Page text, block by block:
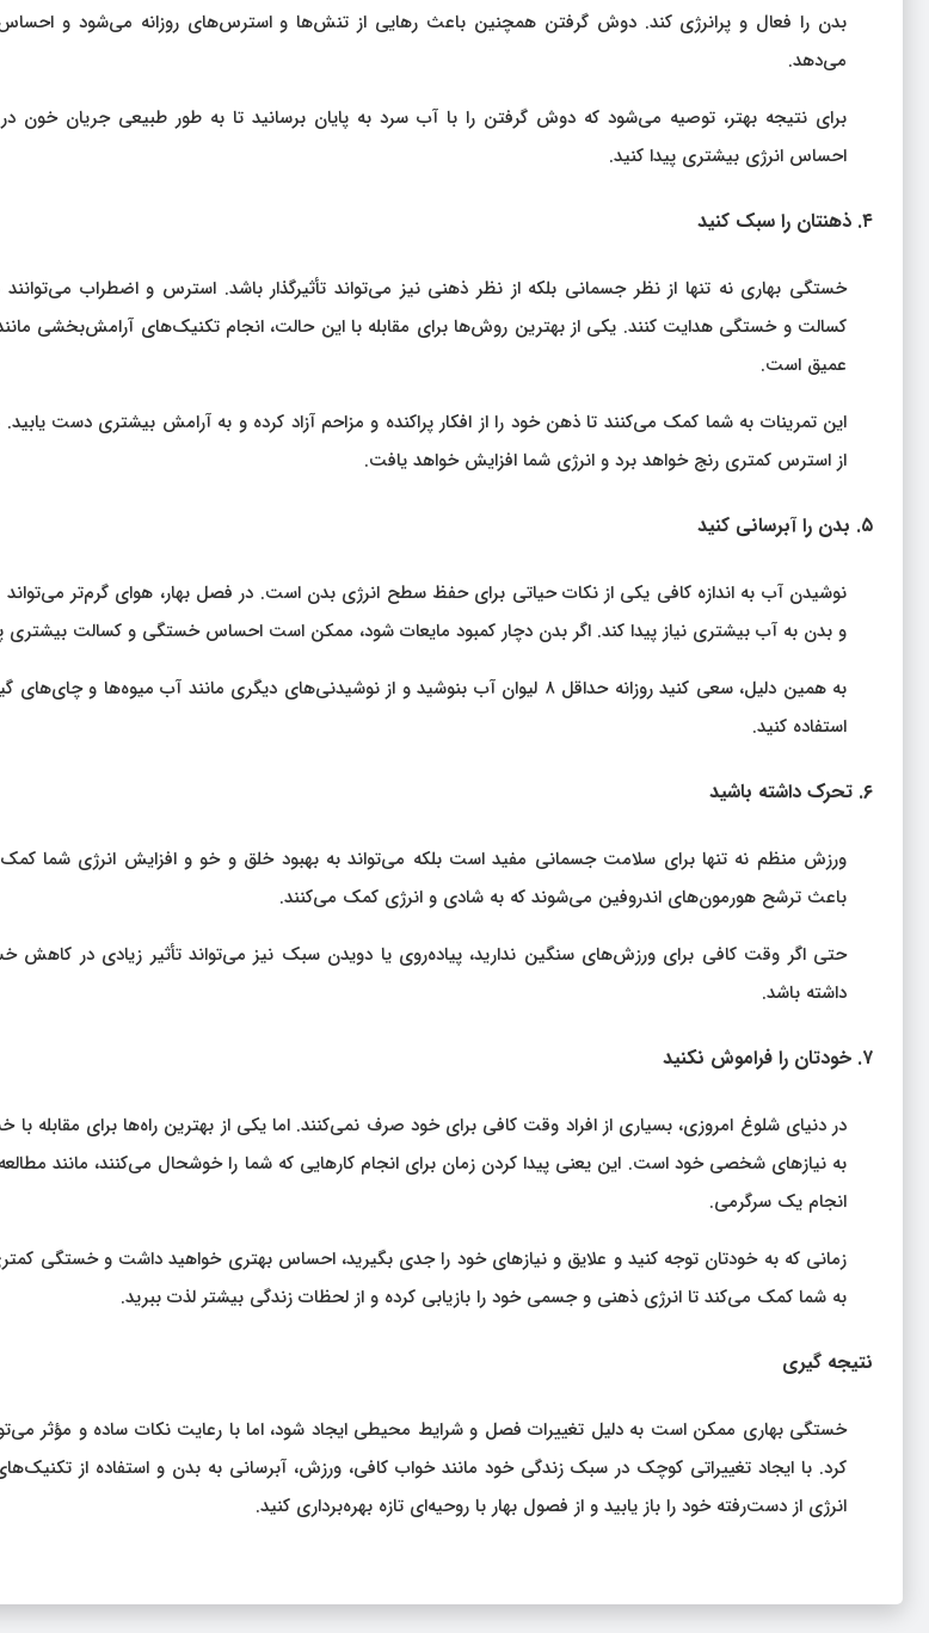
بدن را فعال و پرانرژی کند. دوش گرفتن همچنین باعث رهایی از تنش‌ها و استرس‌های روزانه می‌شود و احساس
می‌دهد.
برای نتیجه بهتر، توصیه می‌شود که دوش گرفتن را با آب سرد به پایان برسانید تا به طور طبیعی جریان خون
احساس انرژی بیشتری پیدا کنید.
۴. ذهنتان را سبک کنید
خستگی بهاری نه تنها از نظر جسمانی بلکه از نظر ذهنی نیز می‌تواند تأثیرگذار باشد. استرس و اضطراب
کسالت و خستگی هدایت کنند. یکی از بهترین روش‌ها برای مقابله با این حالت، انجام تکنیک‌های آرامش‌بخشی
عمیق است.
این تمرینات به شما کمک می‌کنند تا ذهن خود را از افکار پراکنده و مزاحم آزاد کرده و به آرامش بیشتری دست
از استرس کمتری رنج خواهد برد و انرژی شما افزایش خواهد یافت.
۵. بدن را آبرسانی کنید
نوشیدن آب به اندازه کافی یکی از نکات حیاتی برای حفظ سطح انرژی بدن است. در فصل بهار، هوای گرم‌تر
و بدن به آب بیشتری نیاز پیدا کند. اگر بدن دچار کمبود مایعات شود، ممکن است احساس خستگی و کسالت بیشتری
به همین دلیل، سعی کنید روزانه حداقل ۸ لیوان آب بنوشید و از نوشیدنی‌های دیگری مانند آب میوه‌ها
استفاده کنید.
۶. تحرک داشته باشید
ورزش منظم نه تنها برای سلامت جسمانی مفید است بلکه می‌تواند به بهبود خلق و خو و افزایش انرژی شما
باعث ترشح هورمون‌های اندروفین می‌شوند که به شادی و انرژی کمک می‌کنند.
حتی اگر وقت کافی برای ورزش‌های سنگین ندارید، پیاده‌روی یا دویدن سبک نیز می‌تواند تأثیر زیادی در کاهش
داشته باشد.
۷. خودتان را فراموش نکنید
در دنیای شلوغ امروزی، بسیاری از افراد وقت کافی برای خود صرف نمی‌کنند. اما یکی از بهترین راه‌ها برای مقابله
به نیازهای شخصی خود است. این یعنی پیدا کردن زمان برای انجام کارهایی که شما را خوشحال می‌کنند، مانند مطالعه
انجام یک سرگرمی.
زمانی که به خودتان توجه کنید و علایق و نیازهای خود را جدی بگیرید، احساس بهتری خواهید داشت و خستگی
به شما کمک می‌کند تا انرژی ذهنی و جسمی خود را بازیابی کرده و از لحظات زندگی بیشتر لذت ببرید.
نتیجه‌ گیری
خستگی بهاری ممکن است به دلیل تغییرات فصل و شرایط محیطی ایجاد شود، اما با رعایت نکات ساده و مؤثر
کرد. با ایجاد تغییراتی کوچک در سبک زندگی خود مانند خواب کافی، ورزش، آبرسانی به بدن و استفاده از
انرژی از دست‌رفته خود را باز یابید و از فصول بهار با روحیه‌ای تازه بهره‌برداری کنید.